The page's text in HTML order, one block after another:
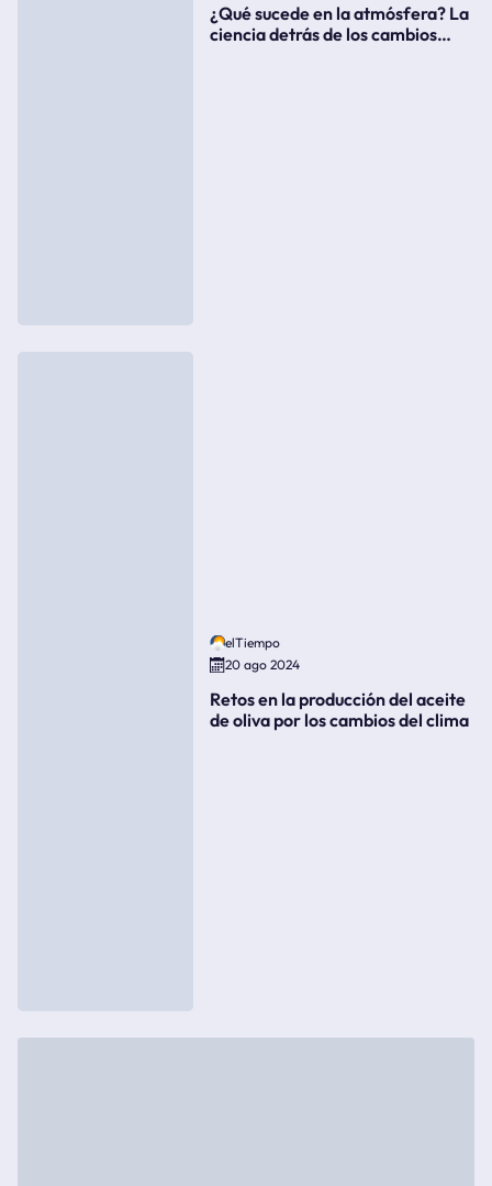
¿Qué sucede en la atmósfera? La
ciencia detrás de los cambios
elTiempo
20 ago 2024
Retos en la producción del aceite
de oliva por los cambios del clima